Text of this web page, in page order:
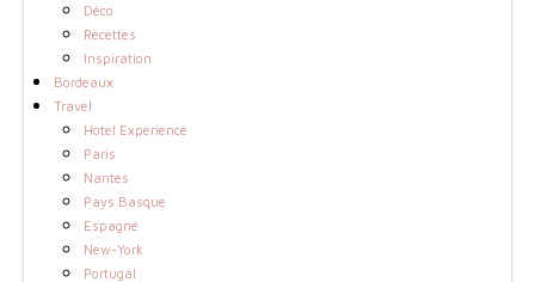
Déco
Recettes
Inspiration
Bordeaux
Travel
Hotel Experience
Paris
Nantes
Pays Basque
Espagne
New-York
Portugal